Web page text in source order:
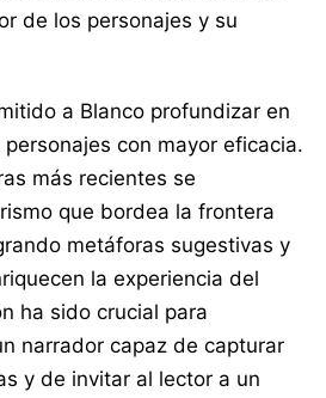
de los personajes y su
a Blanco profundizar en
con mayor eficacia.
más recientes se
que bordea la frontera
metáforas sugestivas y
la experiencia del
ha sido crucial para
narrador capaz de capturar
y de invitar al lector a un